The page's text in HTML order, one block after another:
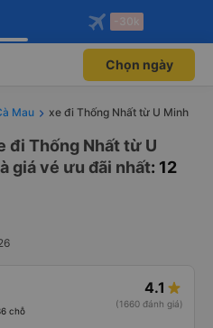
ngay!
viên độc
Mở app
vé máy bay qua
Mở app
-30k
Chọn ngày
Mau xe đi Thống Nhất từ U Minh
đi Thống Nhất từ U
giá vé ưu đãi nhất: 12
chỗ
4.1
(1660 đánh giá)